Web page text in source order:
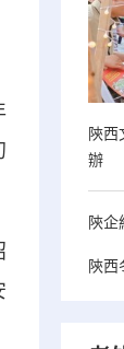
陝
辦
陝企
陝西